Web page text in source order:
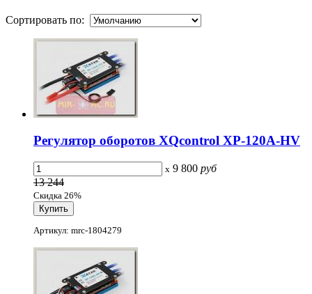
Сортировать по:
Регулятор оборотов XQcontrol XP-120A-HV
x 9 800 руб
13 244
Скидка 26%
Артикул: mrc-1804279